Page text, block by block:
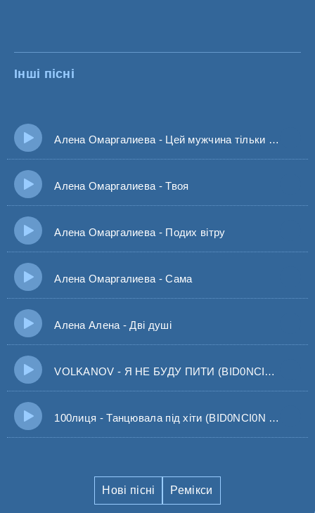
Інші пісні
Алена Омаргалиева - Цей мужчина тільки мій обережно дівчата
Алена Омаргалиева - Твоя
Алена Омаргалиева - Подих вітру
Алена Омаргалиева - Сама
Алена Алена - Дві душі
VOLKANOV - Я НЕ БУДУ ПИТИ (BID0NCI0N REMIX) Тільки приходить вечір нічка ляга на плечі
100лиця - Танцювала під хіти (BID0NCI0N REMIX) Ти танцювала під хіти ти тільки ти
Нові пісні Ремікси